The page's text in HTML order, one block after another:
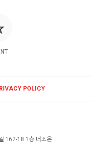
POLICY
162-18 1층 더조은